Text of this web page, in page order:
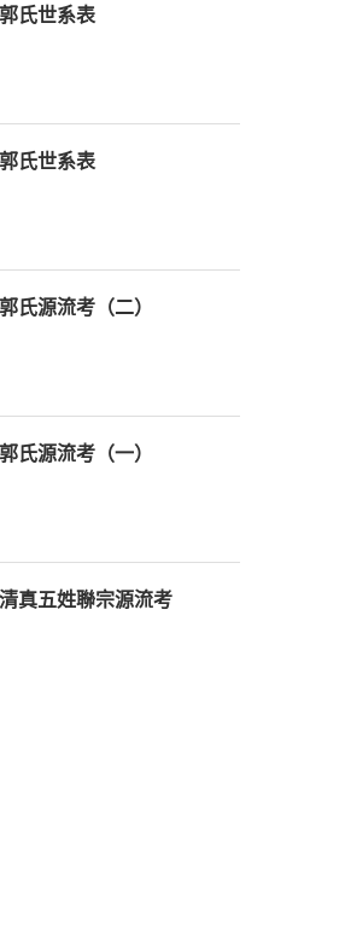
郭氏世系表
郭氏世系表
郭氏源流考（二）
郭氏源流考（一）
清真五姓聯宗源流考